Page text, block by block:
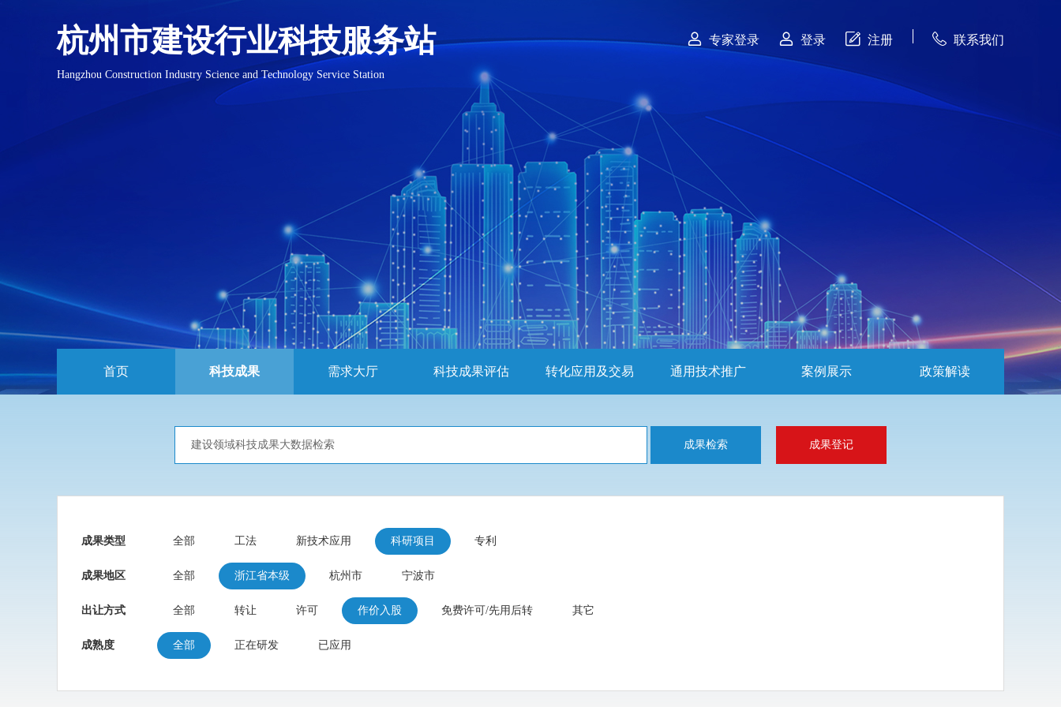
杭州市建设行业科技服务站
Hangzhou Construction Industry Science and Technology Service Station
 专家登录  登录  注册  联系我们
首页 科技成果 需求大厅 科技成果评估 转化应用及交易 通用技术推广 案例展示 政策解读
成果检索 成果登记
成果类型 全部 工法 新技术应用 科研项目 专利
成果地区 全部 浙江省本级 杭州市 宁波市
出让方式 全部 转让 许可 作价入股 免费许可/先用后转 其它
成熟度 全部 正在研发 已应用